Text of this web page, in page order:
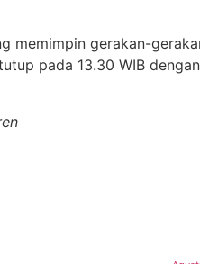
memimpin gerakan-
pada 13.30 WIB